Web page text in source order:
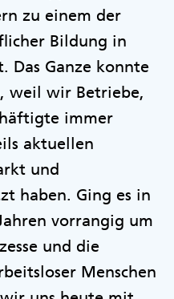
zu einem der
Bildung in
Das Ganze konnte
weil wir Betriebe,
immer
aktuellen
und
haben. Ging es in
vorrangig um
und die
Menschen